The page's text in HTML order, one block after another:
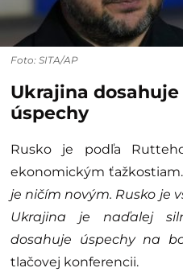
Foto: SITA/AP
Ukrajina dosahuje
úspechy
Rusko je podľa
ekonomickým ťažkostiam.
je ničím novým. Rusko je
Ukrajina je naďalej
dosahuje úspechy na
tlačovej konferencii.